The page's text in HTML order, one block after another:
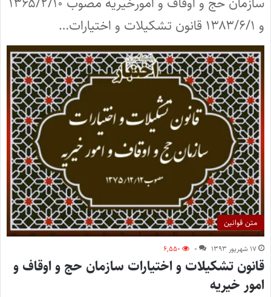
و ۱۳۸۳/۶/۱ قانون تشکیلات و اختیارات…
متن قوانین
۱۷ شهریور ۱۳۹۳ ۰ ۶,۵۵۰
قانون تشکیلات و اختیارات سازمان حج و اوقاف و
امور خیریه